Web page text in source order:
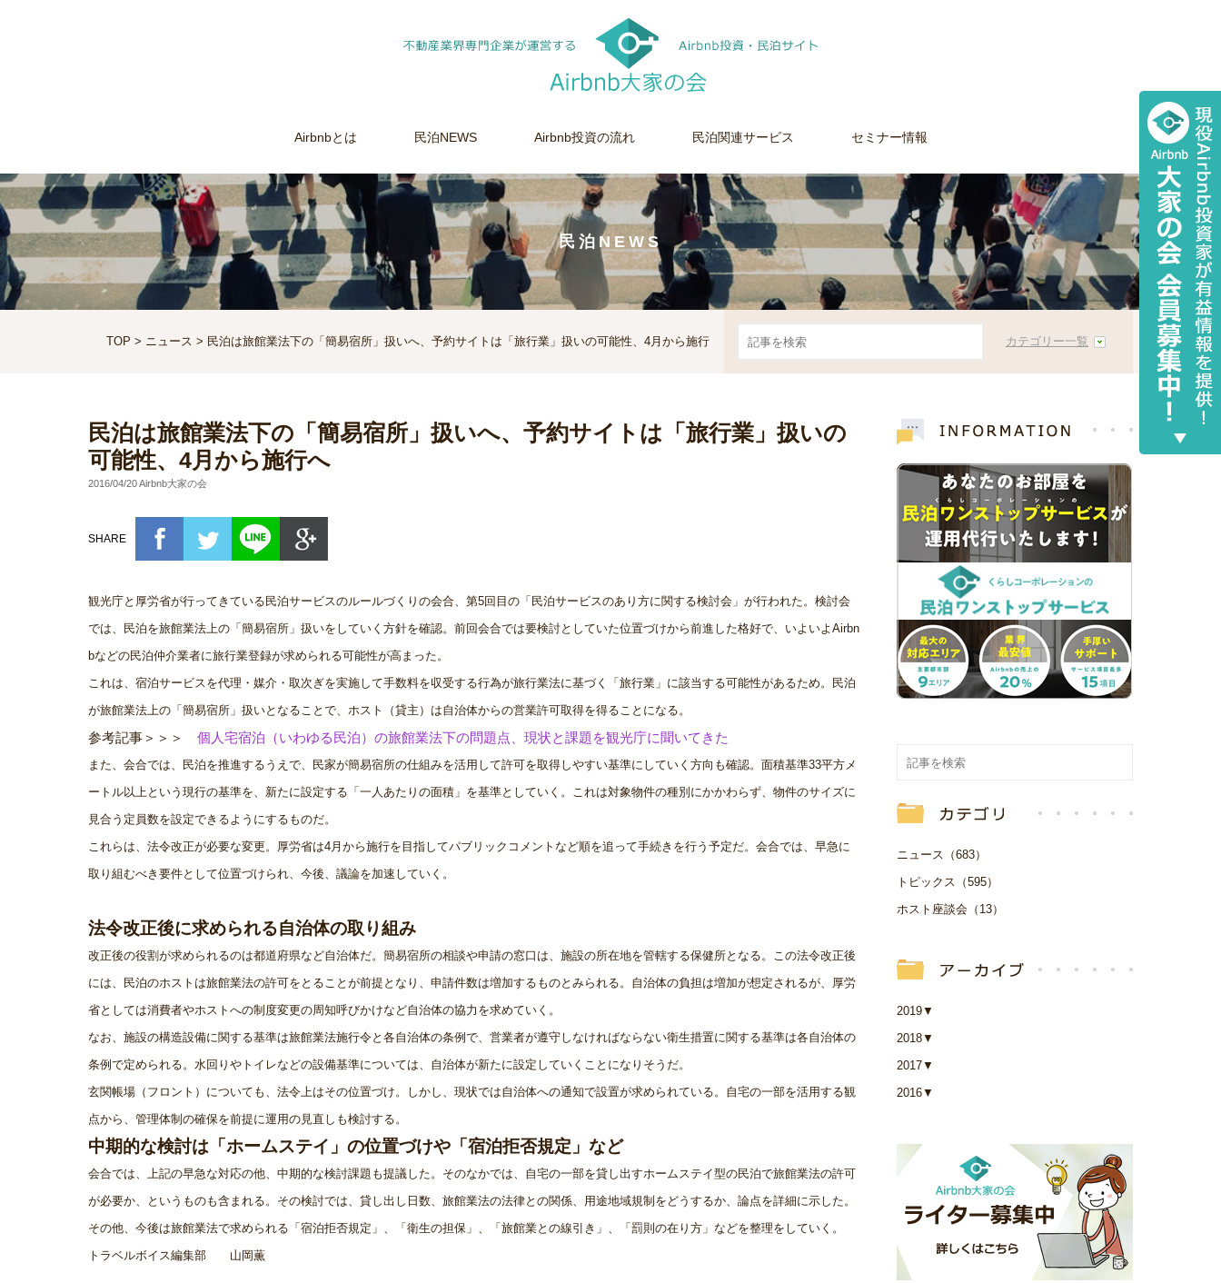
Airbnbとは 民泊NEWS Airbnb投資の流れ 民泊関連サービス セミナー情報
民泊NEWS
TOP > ニュース > 民泊は旅館業法下の「簡易宿所」扱いへ、予約サイトは「旅行業」扱いの可能性、4月から施行 カテゴリー一覧
民泊は旅館業法下の「簡易宿所」扱いへ、予約サイトは「旅行業」扱いの
可能性、4月から施行へ
2016/04/20 Airbnb大家の会
SHARE
観光庁と厚労省が行ってきている民泊サービスのルールづくりの会合、第5回目の「民泊サービスのあり方に関する検討会」が行われた。検討会
では、民泊を旅館業法上の「簡易宿所」扱いをしていく方針を確認。前回会合では要検討としていた位置づけから前進した格好で、いよいよAirbn
bなどの民泊仲介業者に旅行業登録が求められる可能性が高まった。
これは、宿泊サービスを代理・媒介・取次ぎを実施して手数料を収受する行為が旅行業法に基づく「旅行業」に該当する可能性があるため。民泊
が旅館業法上の「簡易宿所」扱いとなることで、ホスト（貸主）は自治体からの営業許可取得を得ることになる。
参考記事＞＞＞ 個人宅宿泊（いわゆる民泊）の旅館業法下の問題点、現状と課題を観光庁に聞いてきた
また、会合では、民泊を推進するうえで、民家が簡易宿所の仕組みを活用して許可を取得しやすい基準にしていく方向も確認。面積基準33平方メ
ートル以上という現行の基準を、新たに設定する「一人あたりの面積」を基準としていく。これは対象物件の種別にかかわらず、物件のサイズに
見合う定員数を設定できるようにするものだ。
これらは、法令改正が必要な変更。厚労省は4月から施行を目指してパブリックコメントなど順を追って手続きを行う予定だ。会合では、早急に
取り組むべき要件として位置づけられ、今後、議論を加速していく。
法令改正後に求められる自治体の取り組み
改正後の役割が求められるのは都道府県など自治体だ。簡易宿所の相談や申請の窓口は、施設の所在地を管轄する保健所となる。この法令改正後
には、民泊のホストは旅館業法の許可をとることが前提となり、申請件数は増加するものとみられる。自治体の負担は増加が想定されるが、厚労
省としては消費者やホストへの制度変更の周知呼びかけなど自治体の協力を求めていく。
なお、施設の構造設備に関する基準は旅館業法施行令と各自治体の条例で、営業者が遵守しなければならない衛生措置に関する基準は各自治体の
条例で定められる。水回りやトイレなどの設備基準については、自治体が新たに設定していくことになりそうだ。
玄関帳場（フロント）についても、法令上はその位置づけ。しかし、現状では自治体への通知で設置が求められている。自宅の一部を活用する観
点から、管理体制の確保を前提に運用の見直しも検討する。
中期的な検討は「ホームステイ」の位置づけや「宿泊拒否規定」など
会合では、上記の早急な対応の他、中期的な検討課題も提議した。そのなかでは、自宅の一部を貸し出すホームステイ型の民泊で旅館業法の許可
が必要か、というものも含まれる。その検討では、貸し出し日数、旅館業法の法律との関係、用途地域規制をどうするか、論点を詳細に示した。
その他、今後は旅館業法で求められる「宿泊拒否規定」、「衛生の担保」、「旅館業との線引き」、「罰則の在り方」などを整理をしていく。
トラベルボイス編集部 山岡薫
ニュース（683）
トピックス（595）
ホスト座談会（13）
2019▼
2018▼
2017▼
2016▼